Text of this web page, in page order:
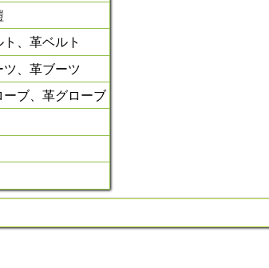
ト、革ベルト
ツ、革ブーツ
ーブ、革グローブ